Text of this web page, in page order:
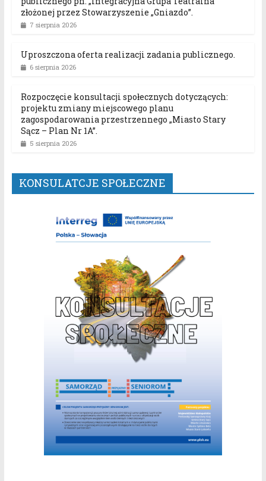
złożonej przez Stowarzyszenie „Gniazdo”.
7 sierpnia 2026
Uproszczona oferta realizacji zadania publicznego.
6 sierpnia 2026
Rozpoczęcie konsultacji społecznych dotyczących:
projektu zmiany miejscowego planu
zagospodarowania przestrzennego „Miasto Stary
Sącz – Plan Nr 1A”.
5 sierpnia 2026
KONSULATCJE SPOŁECZNE